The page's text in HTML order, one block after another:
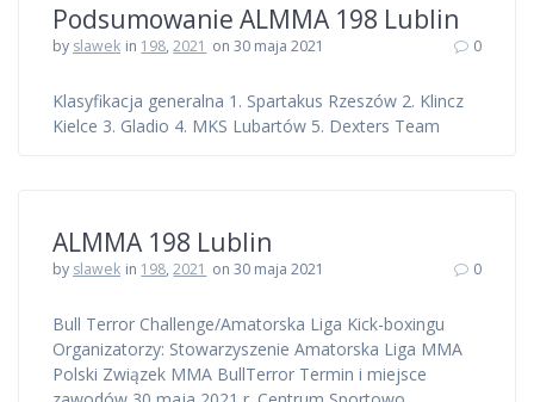
Podsumowanie ALMMA 198 Lublin
by slawek in 198,2021 on 30 maja 2021 0
Klasyfikacja generalna 1. Spartakus Rzeszów 2. Klincz
Kielce 3. Gladio 4. MKS Lubartów 5. Dexters Team
ALMMA 198 Lublin
by slawek in 198,2021 on 30 maja 2021 0
Bull Terror Challenge/Amatorska Liga Kick-boxingu
Organizatorzy: Stowarzyszenie Amatorska Liga MMA
Polski Związek MMA BullTerror Termin i miejsce